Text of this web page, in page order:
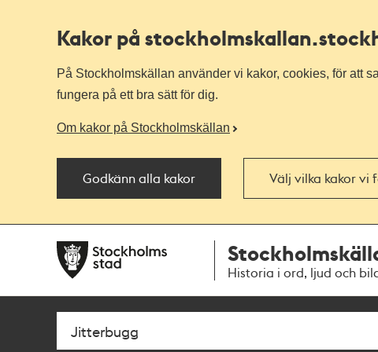
Kakor på stockholmskallan
På Stockholmskällan använder vi kakor, cookies, för att
fungera på ett bra sätt för dig.
Om kakor på Stockholmskällan
Godkänn alla kakor Välj vilka kakor vi
navigationen
huvudinnehållet
Historia i ord, ljud och
Sök